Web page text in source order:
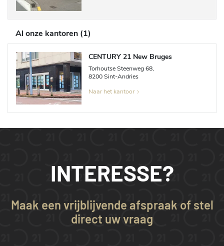
Al onze kantoren (1)
CENTURY 21 New Bruges
Torhoutse Steenweg 68,
8200 Sint-Andries
Naar het kantoor
INTERESSE?
Maak een vrijblijvende afspraak of stel
direct uw vraag